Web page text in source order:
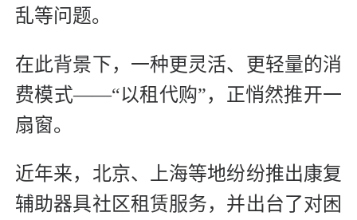
乱等问题。
在此背景下，一种更灵活、更轻量的消
费模式——“以租代购”，正悄然推开一
扇窗。
近年来，北京、上海等地纷纷推出康复
辅助器具社区租赁服务，并出台了对困